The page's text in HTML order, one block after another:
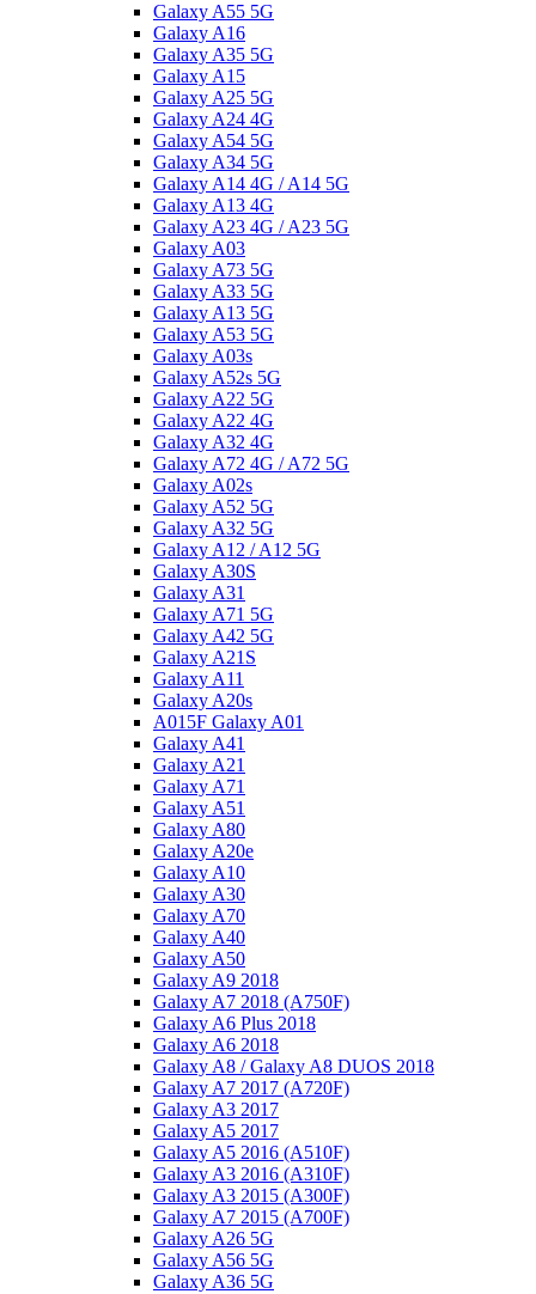
Galaxy A55 5G
Galaxy A16
Galaxy A35 5G
Galaxy A15
Galaxy A25 5G
Galaxy A24 4G
Galaxy A54 5G
Galaxy A34 5G
Galaxy A14 4G / A14 5G
Galaxy A13 4G
Galaxy A23 4G / A23 5G
Galaxy A03
Galaxy A73 5G
Galaxy A33 5G
Galaxy A13 5G
Galaxy A53 5G
Galaxy A03s
Galaxy A52s 5G
Galaxy A22 5G
Galaxy A22 4G
Galaxy A32 4G
Galaxy A72 4G / A72 5G
Galaxy A02s
Galaxy A52 5G
Galaxy A32 5G
Galaxy A12 / A12 5G
Galaxy A30S
Galaxy A31
Galaxy A71 5G
Galaxy A42 5G
Galaxy A21S
Galaxy A11
Galaxy A20s
A015F Galaxy A01
Galaxy A41
Galaxy A21
Galaxy A71
Galaxy A51
Galaxy A80
Galaxy A20e
Galaxy A10
Galaxy A30
Galaxy A70
Galaxy A40
Galaxy A50
Galaxy A9 2018
Galaxy A7 2018 (A750F)
Galaxy A6 Plus 2018
Galaxy A6 2018
Galaxy A8 / Galaxy A8 DUOS 2018
Galaxy A7 2017 (A720F)
Galaxy A3 2017
Galaxy A5 2017
Galaxy A5 2016 (A510F)
Galaxy A3 2016 (A310F)
Galaxy A3 2015 (A300F)
Galaxy A7 2015 (A700F)
Galaxy A26 5G
Galaxy A56 5G
Galaxy A36 5G